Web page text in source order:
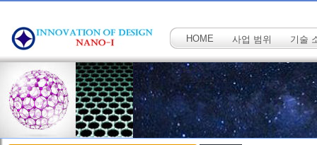
HOME 사업 범위 기술